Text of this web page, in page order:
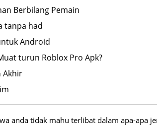
Berbilang Pemain
tanpa had
Android
turun Roblox Pro Apk?
Akhir
anda tidak mahu terlibat dalam apa-apa